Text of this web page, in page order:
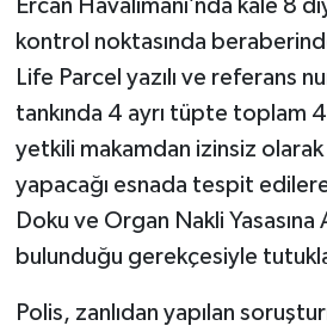
Ercan Havalimanı’nda kale 8
kontrol noktasında
Life Parcel yazılı ve referans
tankında 4 ayrı tüpte toplam
yetkili makamdan izinsiz olarak
yapacağı esnada tespit
Doku ve Organ Nakli Yasasına
bulunduğu gerekçesiyle
Polis, zanlıdan yapılan